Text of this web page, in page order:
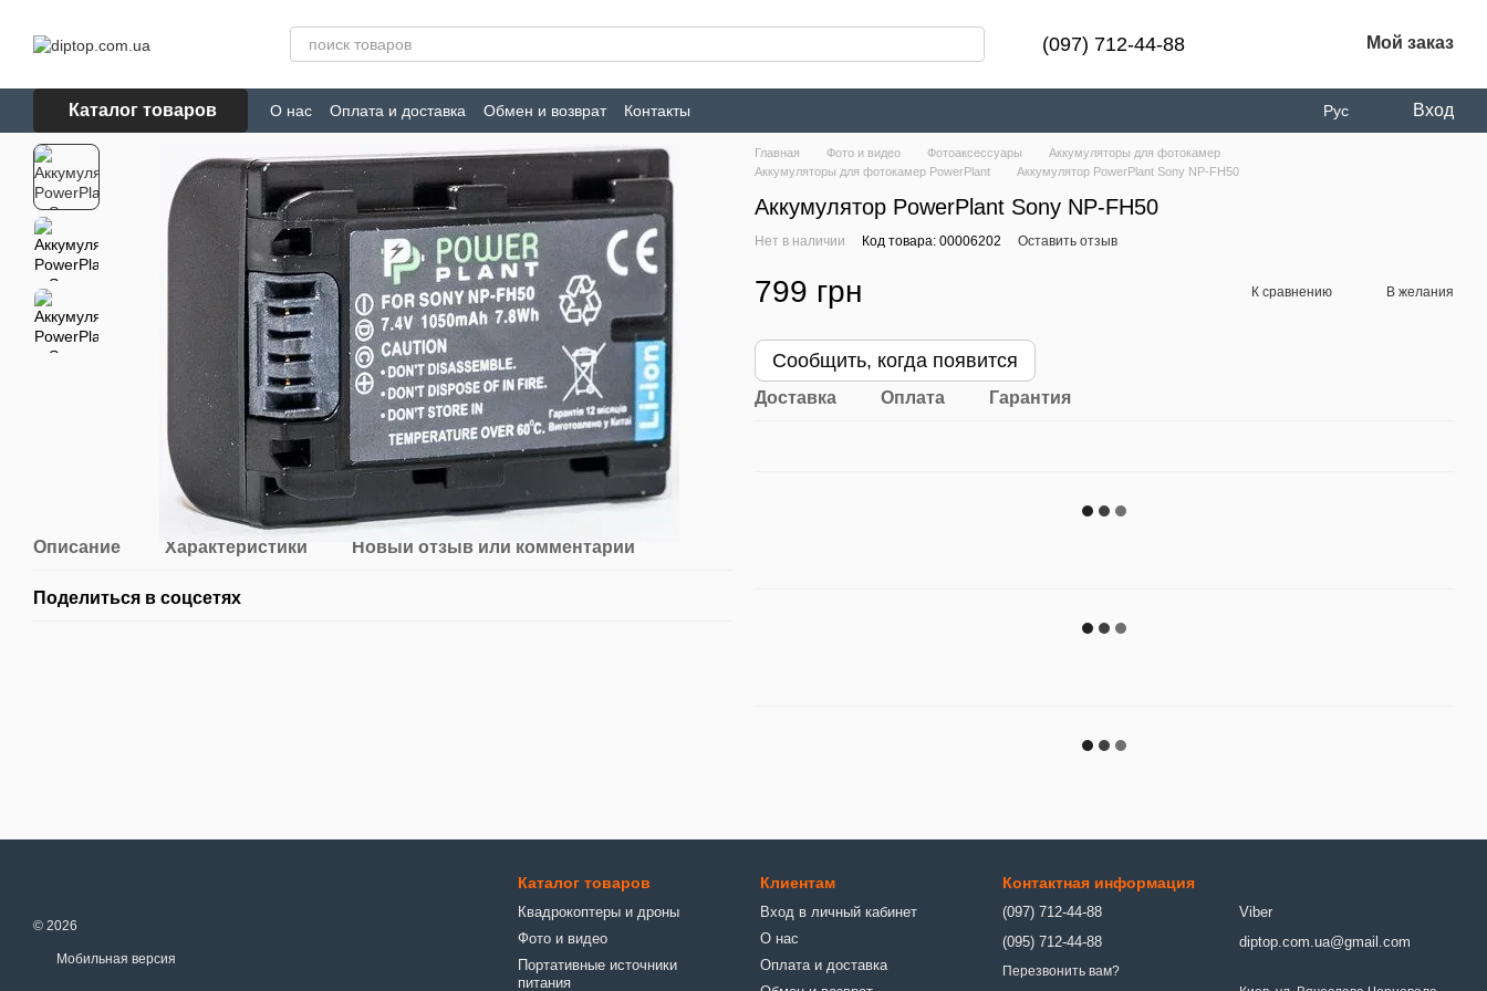
(097) 712-44-88 Мой заказ
Каталог товаров О нас Оплата и доставка Обмен и возврат Контакты Рус Вход
Описание Характеристики Новый отзыв или комментарий
Поделиться в соцсетях
Главная Фото и видео Фотоаксессуары
Аккумуляторы для фотокамер
Аккумуляторы для фотокамер PowerPlant
Аккумулятор PowerPlant Sony NP-FH50
Аккумулятор PowerPlant Sony NP-FH50
Нет в наличии Код товара: 00006202 Оставить отзыв
799 грн К сравнению В желания
Сообщить, когда появится
Доставка Оплата Гарантия
© 2026
Мобильная версия
Каталог товаров
Квадрокоптеры и дроны
Фото и видео
Портативные источники
питания
Клиентам
Вход в личный кабинет
О нас
Оплата и доставка
Контактная информация
(097) 712-44-88
(095) 712-44-88
Перезвонить вам?
Viber
diptop.com.ua@gmail.com